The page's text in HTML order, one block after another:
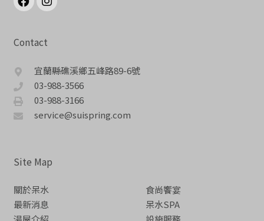
Contact
宜蘭縣礁溪鄉五峰路89-6號
03-988-3566
03-988-3166
service@suispring.com
Site Map
關於呆水
最新消息
食尚饗宴
呆水SPA